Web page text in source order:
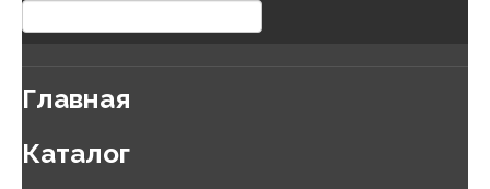
Главная
Каталог